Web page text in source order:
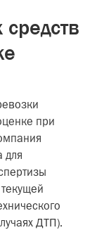
при
для
ДТП).